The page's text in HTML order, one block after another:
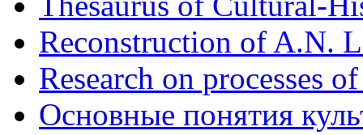
Reconstruction of A.N.
Research on processes
Основные понятия